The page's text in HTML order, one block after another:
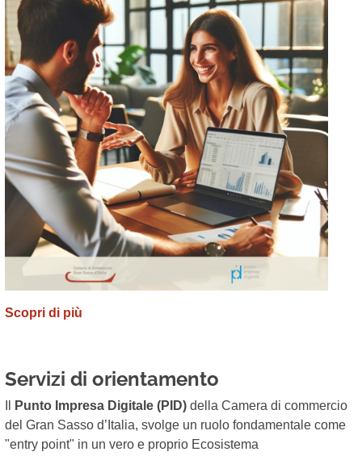
Scopri di più
Servizi di orientamento
Punto Impresa Digitale (PID) della Camera di commercio
del Gran Sasso d’Italia, svolge un ruolo fondamentale come
"entry point" in un vero e proprio Ecosistema